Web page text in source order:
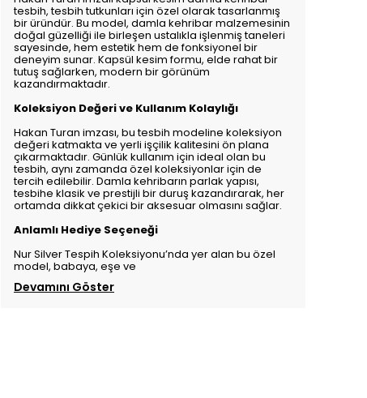
tesbih, tesbih tutkunları için özel olarak tasarlanmış
bir üründür. Bu model, damla kehribar malzemesinin
doğal güzelliği ile birleşen ustalıkla işlenmiş taneleri
sayesinde, hem estetik hem de fonksiyonel bir
deneyim sunar. Kapsül kesim formu, elde rahat bir
tutuş sağlarken, modern bir görünüm
kazandırmaktadır.
Koleksiyon Değeri ve Kullanım Kolaylığı
Hakan Turan imzası, bu tesbih modeline koleksiyon
değeri katmakta ve yerli işçilik kalitesini ön plana
çıkarmaktadır. Günlük kullanım için ideal olan bu
tesbih, aynı zamanda özel koleksiyonlar için de
tercih edilebilir. Damla kehribarın parlak yapısı,
tesbihe klasik ve prestijli bir duruş kazandırarak, her
ortamda dikkat çekici bir aksesuar olmasını sağlar.
Anlamlı Hediye Seçeneği
Nur Silver Tespih Koleksiyonu’nda yer alan bu özel
model, babaya, eşe ve
Devamını Göster